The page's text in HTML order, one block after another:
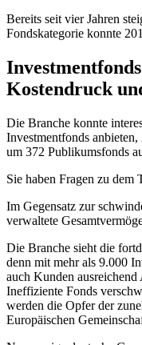
Bereits seit vier Jahren
Fondskategorie konnte
Kostendruck
Die Branche konnte
Investmentfonds
um 372 Publikumsfonds
Sie haben Fragen zu dem
Im Gegensatz zur
verwaltete
Die Branche sieht die
denn mit mehr als 9.000
auch Kunden
Ineffiziente Fonds
werden die Opfer der
Europäischen